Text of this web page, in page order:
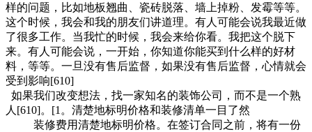
样的问题，比如地板翘曲、瓷砖脱落、墙上掉粉、发霉等等。
这个时候，我会和我的朋友们讲道理。有人可能会说我最近做
了很多工作。当我忙的时候，我会来给你看。我把这个脱下
来。有人可能会说，一开始，你知道你能买到什么样的好材
料，等等。一旦没有售后监督，如果没有售后监督，心情就会
受到影响[610]
如果我们改变想法，找一家知名的装饰公司，而不是一个熟
人[610]。[1。清楚地标明价格和装修清单一目了然
装修费用清楚地标明价格。在签订合同之前，将有一份